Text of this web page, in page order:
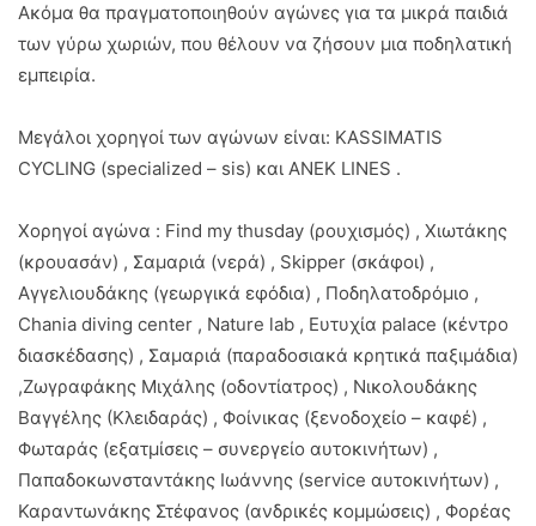
Ακόμα θα πραγματοποιηθούν αγώνες για τα μικρά παιδιά
των γύρω χωριών, που θέλουν να ζήσουν μια ποδηλατική
εμπειρία.
Μεγάλοι χορηγοί των αγώνων είναι: ΚASSIMATIS
CYCLING (specialized – sis) και ANEK LINES .
Χορηγοί αγώνα : Find my thusday (ρουχισμός) , Χιωτάκης
(κρουασάν) , Σαμαριά (νερά) , Skipper (σκάφοι) ,
Αγγελιουδάκης (γεωργικά εφόδια) , Ποδηλατοδρόμιο ,
Chania diving center , Nature lab , Ευτυχία palace (κέντρο
διασκέδασης) , Σαμαριά (παραδοσιακά κρητικά παξιμάδια)
,Ζωγραφάκης Μιχάλης (οδοντίατρος) , Νικολουδάκης
Βαγγέλης (Κλειδαράς) , Φοίνικας (ξενοδοχείο – καφέ) ,
Φωταράς (εξατμίσεις – συνεργείο αυτοκινήτων) ,
Παπαδοκωνσταντάκης Ιωάννης (service αυτοκινήτων) ,
Καραντωνάκης Στέφανος (ανδρικές κομμώσεις) , Φορέας